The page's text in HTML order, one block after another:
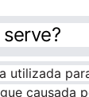
utilizada
causada